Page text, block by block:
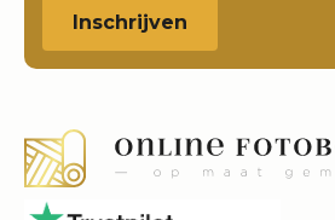
Inschrijven